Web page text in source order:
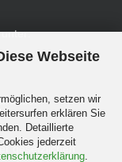
Webseite
setzen wir
erklären Sie
Detaillierte
jederzeit
.
gesetzlichen